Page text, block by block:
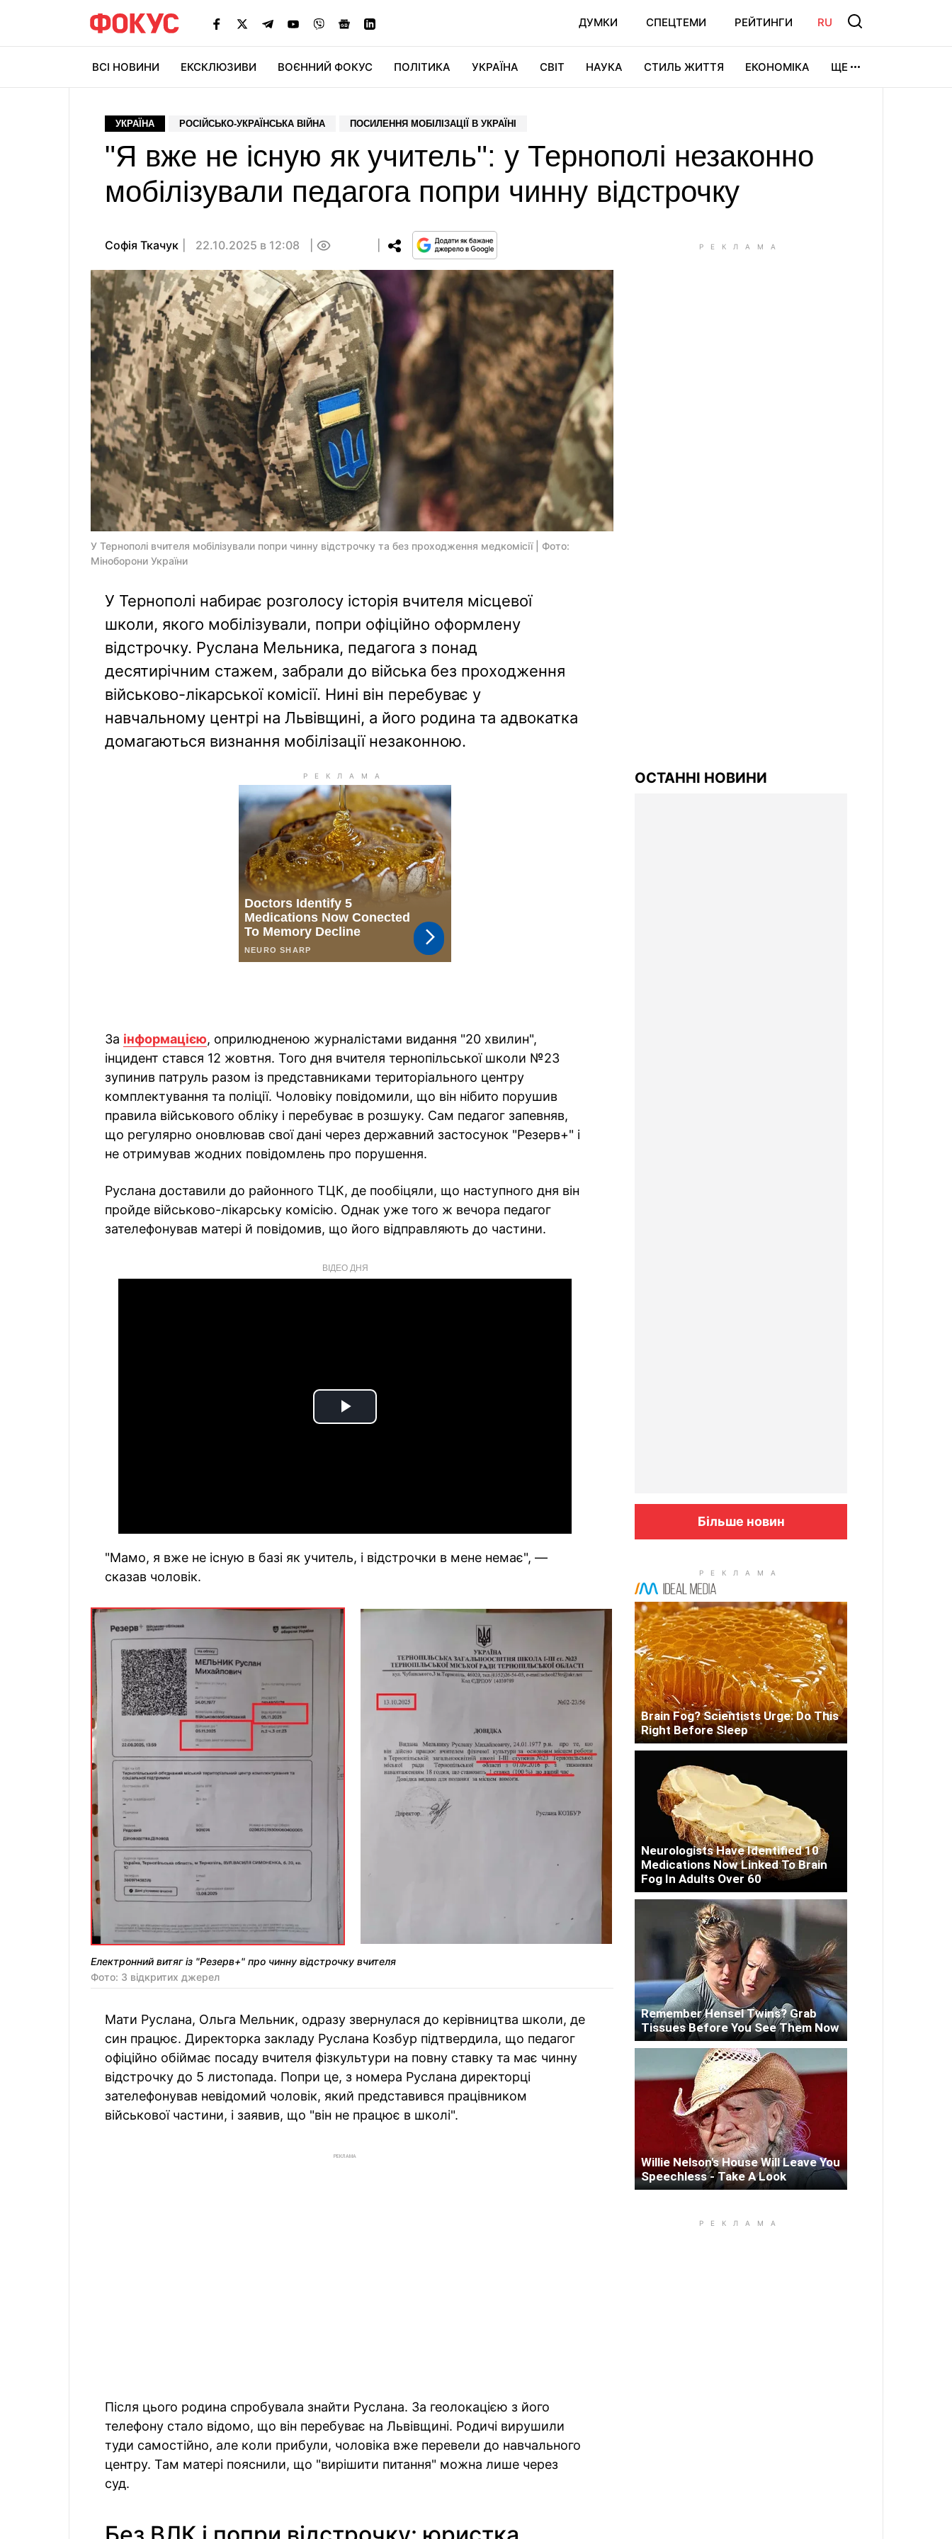
ДУМКИ СПЕЦТЕМИ РЕЙТИНГИ RU
ВСІ НОВИНИ ЕКСКЛЮЗИВИ ВОЄННИЙ ФОКУС ПОЛІТИКА УКРАЇНА СВІТ НАУКА СТИЛЬ ЖИТТЯ ЕКОНОМІКА ЩЕ
УКРАЇНА РОСІЙСЬКО-УКРАЇНСЬКА ВІЙНА ПОСИЛЕННЯ МОБІЛІЗАЦІЇ В УКРАЇНІ
"Я вже не існую як учитель": у Тернополі незаконно
мобілізували педагога попри чинну відстрочку
Софія Ткачук 22.10.2025 в 12:08
У Тернополі вчителя мобілізували попри чинну відстрочку та без проходження медкомісії | Фото:
Міноборони України
У Тернополі набирає розголосу історія вчителя місцевої
школи, якого мобілізували, попри офіційно оформлену
відстрочку. Руслана Мельника, педагога з понад
десятирічним стажем, забрали до війська без проходження
військово-лікарської комісії. Нині він перебуває у
навчальному центрі на Львівщині, а його родина та адвокатка
домагаються визнання мобілізації незаконною.
За інформацією, оприлюдненою журналістами видання "20 хвилин",
інцидент стався 12 жовтня. Того дня вчителя тернопільської школи №23
зупинив патруль разом із представниками територіального центру
комплектування та поліції. Чоловіку повідомили, що він нібито порушив
правила військового обліку і перебуває в розшуку. Сам педагог запевняв,
що регулярно оновлював свої дані через державний застосунок "Резерв+" і
не отримував жодних повідомлень про порушення.
Руслана доставили до районного ТЦК, де пообіцяли, що наступного дня він
пройде військово-лікарську комісію. Однак уже того ж вечора педагог
зателефонував матері й повідомив, що його відправляють до частини.
ВІДЕО ДНЯ
Play
"Мамо, я вже не існую в базі як учитель, і відстрочки в мене немає", —
сказав чоловік.
Електронний витяг із "Резерв+" про чинну відстрочку вчителя
Фото: З відкритих джерел
Мати Руслана, Ольга Мельник, одразу звернулася до керівництва школи, де
син працює. Директорка закладу Руслана Козбур підтвердила, що педагог
офіційно обіймає посаду вчителя фізкультури на повну ставку та має чинну
відстрочку до 5 листопада. Попри це, з номера Руслана директорці
зателефонував невідомий чоловік, який представився працівником
військової частини, і заявив, що "він не працює в школі".
РЕКЛАМА
Після цього родина спробувала знайти Руслана. За геолокацією з його
телефону стало відомо, що він перебуває на Львівщині. Родичі вирушили
туди самостійно, але коли прибули, чоловіка вже перевели до навчального
центру. Там матері пояснили, що "вирішити питання" можна лише через
суд.
ОСТАННІ НОВИНИ
Більше новин
Brain Fog? Scientists Urge: Do This
Right Before Sleep
Neurologists Have Identified 10
Medications Now Linked To Brain
Fog In Adults Over 60
Remember Hensel Twins? Grab
Tissues Before You See Them Now
Willie Nelson's House Will Leave You
Speechless - Take A Look